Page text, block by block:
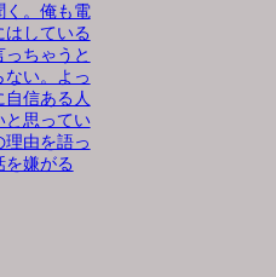
く。俺も電
はしている
ちゃうと
ない。よっ
信ある人
と思ってい
理由を語っ
を嫌がる